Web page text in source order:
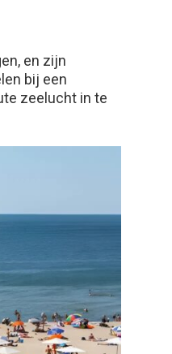
en zijn
bij een
zeelucht in te